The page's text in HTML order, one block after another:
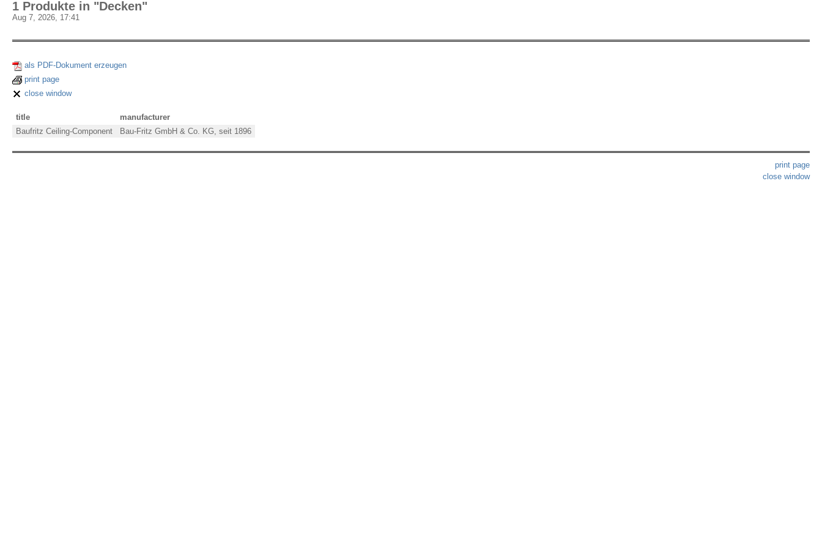
1 Produkte in "Decken"
Aug 7, 2026, 17:41
als PDF-Dokument erzeugen
print page
close window
title
manufacturer
Baufritz Ceiling-Component
Bau-Fritz GmbH & Co. KG, seit 1896
print page
close window